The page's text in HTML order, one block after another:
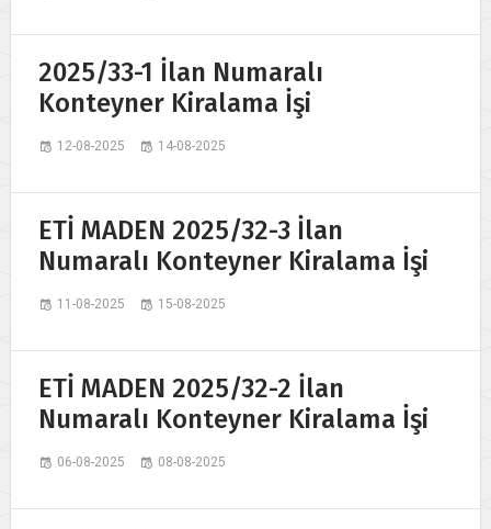
2025/33-1 İlan Numaralı
Konteyner Kiralama İşi
12-08-2025 14-08-2025
ETİ MADEN 2025/32-3 İlan
Numaralı Konteyner Kiralama İşi
11-08-2025 15-08-2025
ETİ MADEN 2025/32-2 İlan
Numaralı Konteyner Kiralama İşi
06-08-2025 08-08-2025